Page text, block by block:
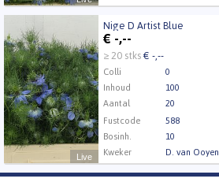
Live
Nige D Artist Blue
€ -,--
≥ 20 stks€ -,--
Colli 0
Inhoud
100
Aantal
20
Fustcode
588
Bosinh.
10
Kweker
D. van Ooyen
Nige D Artist Blue
U moet ingelogd zijn om te
om in te loggen.